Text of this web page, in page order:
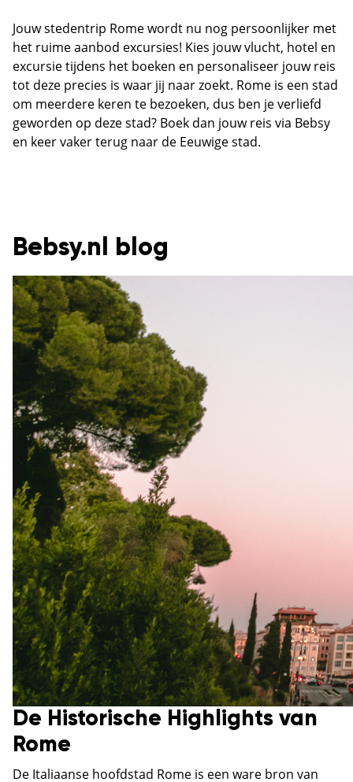
Jouw stedentrip Rome wordt nu nog persoonlijker met
het ruime aanbod excursies! Kies jouw vlucht, hotel en
excursie tijdens het boeken en personaliseer jouw reis
tot deze precies is waar jij naar zoekt. Rome is een stad
om meerdere keren te bezoeken, dus ben je verliefd
geworden op deze stad? Boek dan jouw reis via Bebsy
en keer vaker terug naar de Eeuwige stad.
Bebsy.nl blog
De Historische Highlights van
Rome
De Italiaanse hoofdstad Rome is een ware bron van